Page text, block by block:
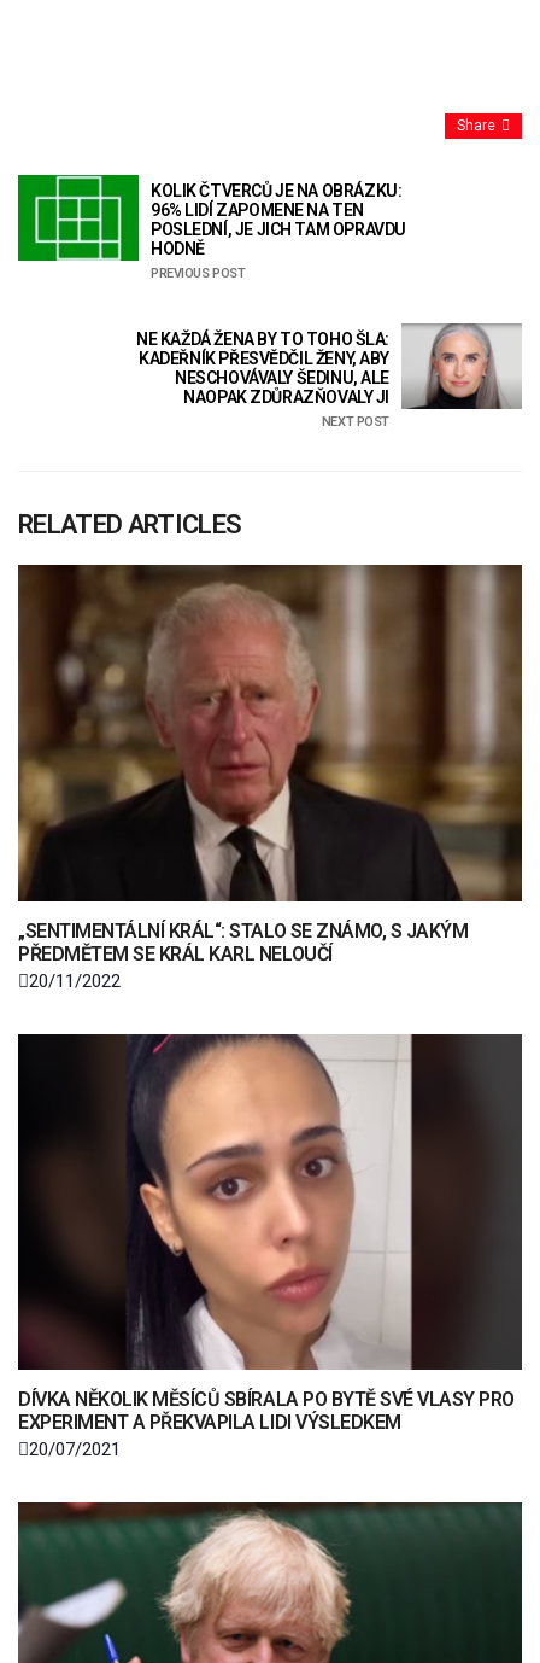
Share
KOLIK ČTVERCŮ JE NA OBRÁZKU:
96% LIDÍ ZAPOMENE NA TEN
POSLEDNÍ, JE JICH TAM OPRAVDU
HODNĚ
PREVIOUS POST
NE KAŽDÁ ŽENA BY TO TOHO ŠLA:
KADEŘNÍK PŘESVĚDČIL ŽENY, ABY
NESCHOVÁVALY ŠEDINU, ALE
NAOPAK ZDŮRAZŇOVALY JI
NEXT POST
RELATED ARTICLES
„SENTIMENTÁLNÍ KRÁL“: STALO SE ZNÁMO, S JAKÝM
PŘEDMĚTEM SE KRÁL KARL NELOUČÍ
20/11/2022
DÍVKA NĚKOLIK MĚSÍCŮ SBÍRALA PO BYTĚ SVÉ VLASY PRO
EXPERIMENT A PŘEKVAPILA LIDI VÝSLEDKEM
20/07/2021